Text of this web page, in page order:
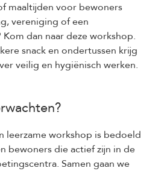
maaltijden voor bewoners
vereniging of een
dan naar deze workshop.
snack en ondertussen krijg
veilig en hygiënisch werken.
leerzame workshop is bedoeld
bewoners die actief zijn in de
Samen gaan we